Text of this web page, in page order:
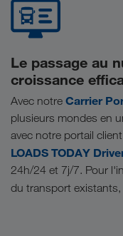
Le passage au
croissance
Avec notre Carrier
plusieurs mondes en
avec notre portail
LOADS TODAY
24h/24 et 7j/7. Pour
du transport